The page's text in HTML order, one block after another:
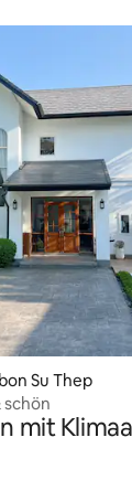
Su Thep
schön
mit